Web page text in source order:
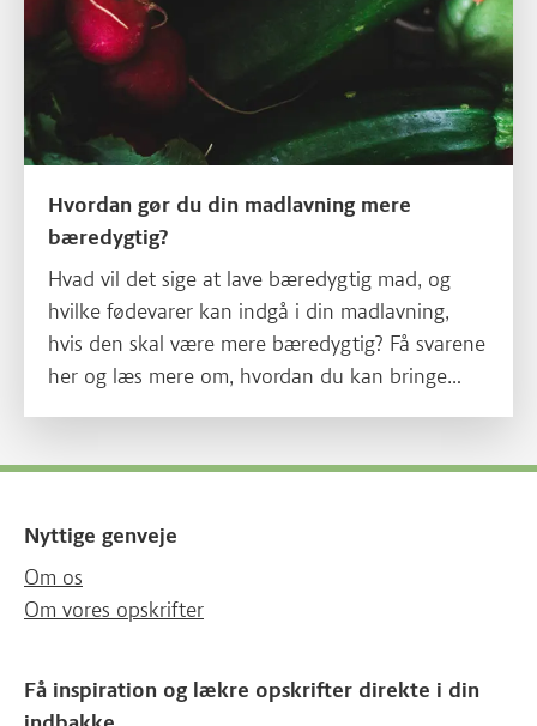
Hvordan gør du din madlavning mere
bæredygtig?
Hvad vil det sige at lave bæredygtig mad, og
hvilke fødevarer kan indgå i din madlavning,
hvis den skal være mere bæredygtig? Få svarene
her og læs mere om, hvordan du kan bringe
Nyttige genveje
Om os
Om vores opskrifter
Få inspiration og lækre opskrifter direkte i din